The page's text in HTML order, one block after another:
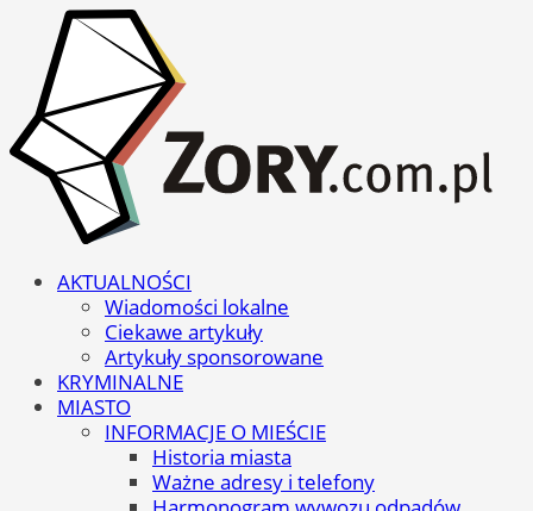
AKTUALNOŚCI
Wiadomości lokalne
Ciekawe artykuły
Artykuły sponsorowane
KRYMINALNE
MIASTO
INFORMACJE O MIEŚCIE
Historia miasta
Ważne adresy i telefony